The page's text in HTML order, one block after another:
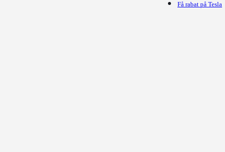
Få rabat på Tesla